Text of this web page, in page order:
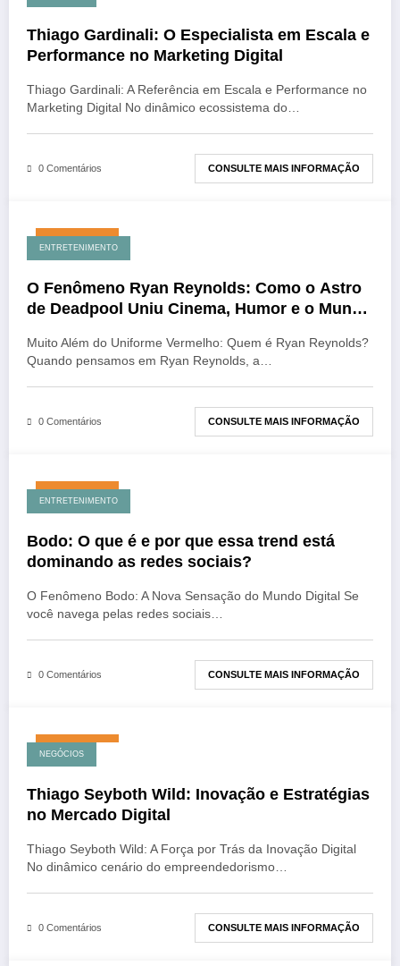
Thiago Gardinali: O Especialista em Escala e
Performance no Marketing Digital
Thiago Gardinali: A Referência em Escala e Performance no
Marketing Digital No dinâmico ecossistema do…
0 Comentários CONSULTE MAIS INFORMAÇÃO
julho 27, 2026
ENTRETENIMENTO
O Fenômeno Ryan Reynolds: Como o Astro
de Deadpool Uniu Cinema, Humor e o Mundo
Muito Além do Uniforme Vermelho: Quem é Ryan Reynolds?
Quando pensamos em Ryan Reynolds, a…
0 Comentários CONSULTE MAIS INFORMAÇÃO
julho 26, 2026
ENTRETENIMENTO
Bodo: O que é e por que essa trend está
dominando as redes sociais?
O Fenômeno Bodo: A Nova Sensação do Mundo Digital Se
você navega pelas redes sociais…
0 Comentários CONSULTE MAIS INFORMAÇÃO
julho 26, 2026
NEGÓCIOS
Thiago Seyboth Wild: Inovação e Estratégias
no Mercado Digital
Thiago Seyboth Wild: A Força por Trás da Inovação Digital
No dinâmico cenário do empreendedorismo…
0 Comentários CONSULTE MAIS INFORMAÇÃO